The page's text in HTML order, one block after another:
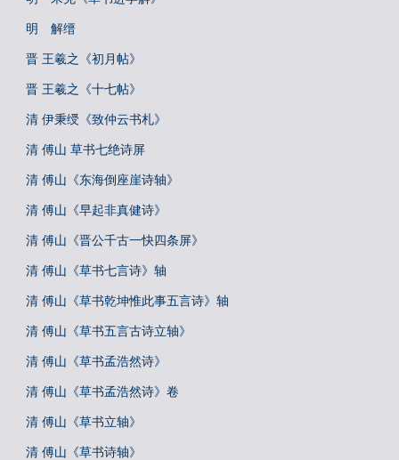
明 解缙
晋 王羲之《初月帖》
晋 王羲之《十七帖》
清 伊秉绶《致仲云书札》
清 傅山 草书七绝诗屏
清 傅山《东海倒座崖诗轴》
清 傅山《早起非真健诗》
清 傅山《晋公千古一快四条屏》
清 傅山《草书七言诗》轴
清 傅山《草书乾坤惟此事五言诗》轴
清 傅山《草书五言古诗立轴》
清 傅山《草书孟浩然诗》
清 傅山《草书孟浩然诗》卷
清 傅山《草书立轴》
清 傅山《草书诗轴》